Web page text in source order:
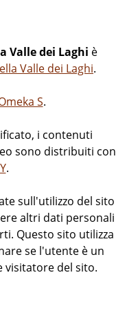
Valle dei Laghi è
Valle dei Laghi.
S.
i contenuti
sono distribuiti con
.
sull'utilizzo del sito
altri dati personali
Questo sito utilizza
se l'utente è un
del sito.